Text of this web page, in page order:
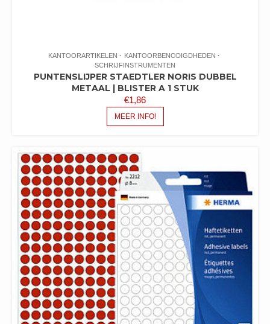
KANTOORARTIKELEN
KANTOORBENODIGDHEDEN
SCHRIJFINSTRUMENTEN
PUNTENSLIJPER STAEDTLER NORIS DUBBEL
METAAL | BLISTER A 1 STUK
€1,86
MEER INFO!